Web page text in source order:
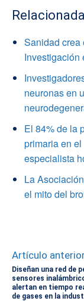
Sanidad crea
Investigación
neuronas en
El 84% de la
primaria en
especialista
La
el mito del
Artículo
Diseñan una red de
sensores
alertan en tiempo
de gases en la